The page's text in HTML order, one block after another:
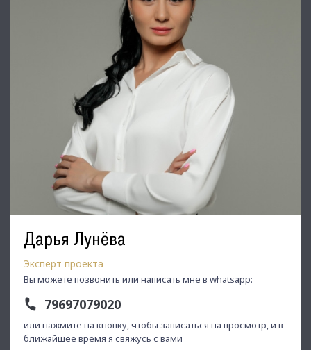
Дарья Лунёва
Эксперт проекта
Вы можете позвонить или написать мне в whatsapp:
79697079020
или нажмите на кнопку, чтобы записаться на просмотр, и в
ближайшее время я свяжусь с вами
С Уважением, Лунева Дарья.
Недвижимость Северо-Запада.